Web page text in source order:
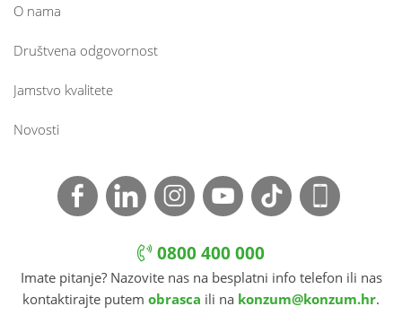
O nama
Društvena odgovornost
Jamstvo kvalitete
Novosti
0800 400 000
Imate pitanje? Nazovite nas na besplatni info telefon ili nas
kontaktirajte putem obrasca ili na konzum@konzum.hr.